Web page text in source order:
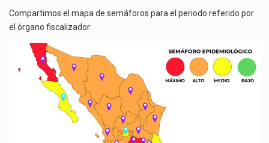
Compartimos el mapa de semáforos para el periodo referido por
el órgano fiscalizador: